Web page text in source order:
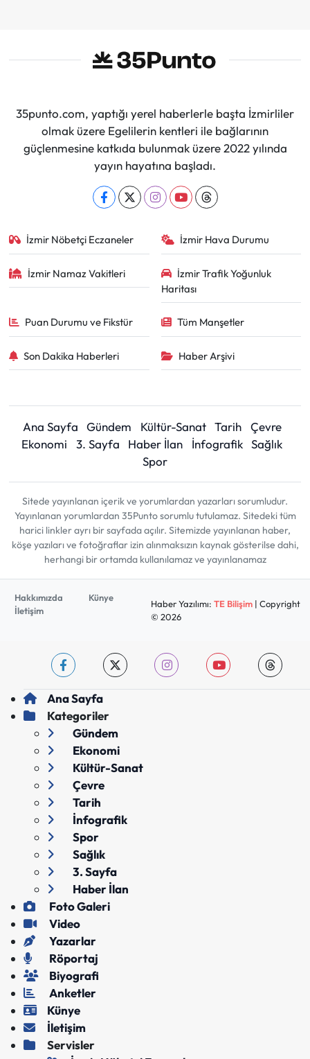
35punto.com, yaptığı yerel haberlerle başta İzmirliler
olmak üzere Egelilerin kentleri ile bağlarının
güçlenmesine katkıda bulunmak üzere 2022 yılında
yayın hayatına başladı.
İzmir Nöbetçi Eczaneler İzmir Hava Durumu
İzmir Namaz Vakitleri
İzmir Trafik Yoğunluk
Haritası
Puan Durumu ve Fikstür Tüm Manşetler
Son Dakika Haberleri Haber Arşivi
Ana Sayfa Gündem Kültür-Sanat Tarih
Çevre
Ekonomi
3. Sayfa Haber İlan İnfografik Sağlık
Spor
Sitede yayınlanan içerik ve yorumlardan yazarları sorumludur.
Yayınlanan yorumlardan 35Punto sorumlu tutulamaz. Sitedeki tüm
harici linkler ayrı bir sayfada açılır. Sitemizde yayınlanan haber,
köşe yazıları ve fotoğraflar izin alınmaksızın kaynak gösterilse dahi,
herhangi bir ortamda kullanılamaz ve yayınlanamaz
Hakkımızda
Künye
İletişim
Haber Yazılımı: TE Bilişim| Copyright
© 2026
Ana Sayfa
Kategoriler
Gündem
Ekonomi
Kültür-Sanat
Çevre
Tarih
İnfografik
Spor
Sağlık
3. Sayfa
Haber İlan
Foto Galeri
Video
Yazarlar
Röportaj
Biyografi
Anketler
Künye
İletişim
Servisler